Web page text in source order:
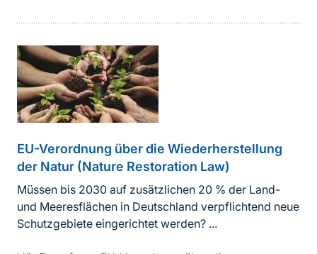
EU-Verordnung über die Wiederherstellung
der Natur (Nature Restoration Law)
Müssen bis 2030 auf zusätzlichen 20 % der Land-
und Meeresflächen in Deutschland verpflichtend neue
Schutzgebiete eingerichtet werden? ...